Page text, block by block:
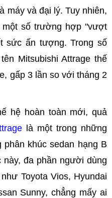
máy và đại lý. Tuy nhiên,
một số trường hợp "vượt
sức ấn tượng. Trong số
Mitsubishi Attrage thế
gấp 3 lần so với tháng 2
hệ hoàn toàn mới, quả
là một trong những
khúc sedan hạng B
đa phần người dùng
Toyota Vios, Hyundai
Sunny, chẳng mấy ai